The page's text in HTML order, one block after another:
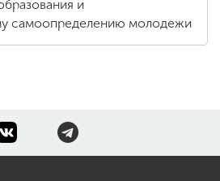
и
самоопределению молодежи